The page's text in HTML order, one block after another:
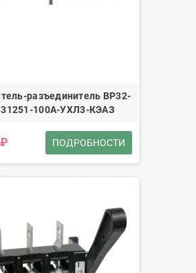
разъединитель ВР32-
100А-УХЛ3-КЭАЗ
ПОДРОБНОСТИ